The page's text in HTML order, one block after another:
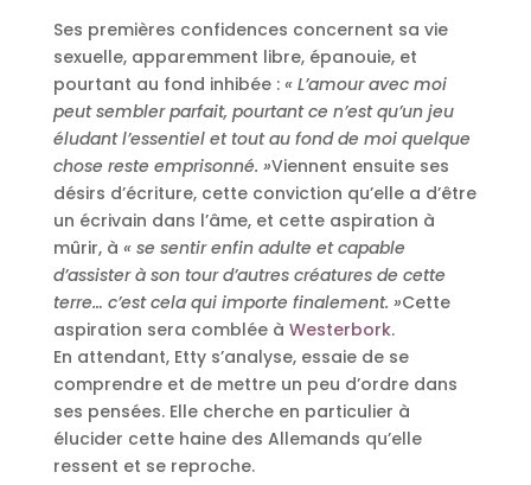
Ses premières confidences concernent sa vie
sexuelle, apparemment libre, épanouie, et
pourtant au fond inhibée : « L’amour avec moi
peut sembler parfait, pourtant ce n’est qu’un jeu
éludant l’essentiel et tout au fond de moi quelque
chose reste emprisonné. »Viennent ensuite ses
désirs d’écriture, cette conviction qu’elle a d’être
un écrivain dans l’âme, et cette aspiration à
mûrir, à « se sentir enfin adulte et capable
d’assister à son tour d’autres créatures de cette
terre… c’est cela qui importe finalement. »Cette
aspiration sera comblée à Westerbork.
En attendant, Etty s’analyse, essaie de se
comprendre et de mettre un peu d’ordre dans
ses pensées. Elle cherche en particulier à
élucider cette haine des Allemands qu’elle
ressent et se reproche.